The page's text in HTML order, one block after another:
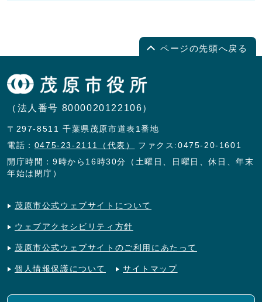
ページの先頭へ戻る
（法人番号 8000020122106）
〒297-8511 千葉県茂原市道表1番地
電話： 0475-23-2111（代表）
ファクス:0475-20-1601
開庁時間：9時から16時30分（土曜日、日曜日、休日、年末
年始は閉庁）
茂原市公式ウェブサイトについて
ウェブアクセシビリティ方針
茂原市公式ウェブサイトのご利用にあたって
個人情報保護について サイトマップ